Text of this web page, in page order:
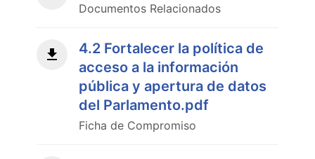
Documentos Relacionados
4.2 Fortalecer la política de
acceso a la información
pública y apertura de datos
del Parlamento.pdf
Ficha de Compromiso